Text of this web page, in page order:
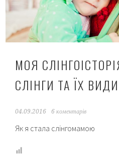
знала,
поки
не
стала
МОЯ
СЛІНГИ ТА ЇХ ВИДИ
04.09.2016 6 коментарів
Як я стала слінгомамою